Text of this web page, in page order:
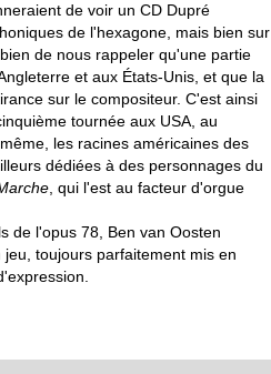
de voir un CD Dupré
de l'hexagone, mais bien sur
de nous rappeler qu'une partie
et aux États-Unis, et que la
sur le compositeur. C'est ainsi
tournée aux USA, au
les racines américaines des
dédiées à des personnages du
, qui l'est au facteur d'orgue
de l'opus 78, Ben van Oosten
toujours parfaitement mis en